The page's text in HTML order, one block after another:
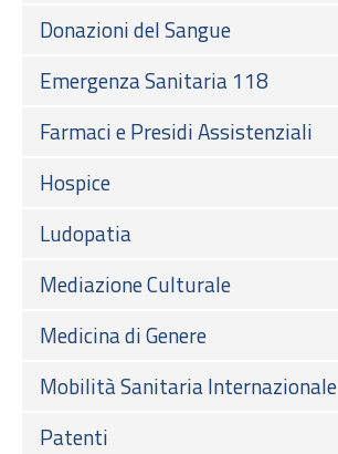
Donazioni del Sangue
Emergenza Sanitaria 118
Farmaci e Presidi Assistenziali
Hospice
Ludopatia
Mediazione Culturale
Medicina di Genere
Mobilità Sanitaria Internazionale
Patenti